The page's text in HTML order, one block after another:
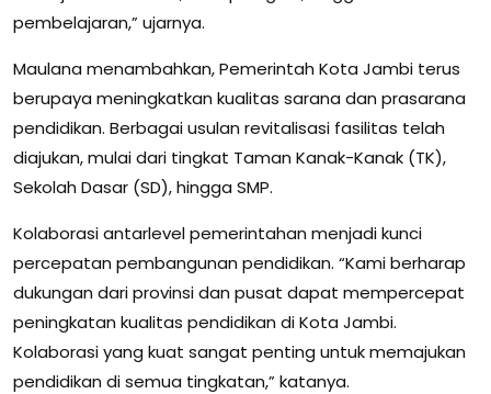
pembelajaran,” ujarnya.
Maulana menambahkan, Pemerintah Kota Jambi terus
berupaya meningkatkan kualitas sarana dan prasarana
pendidikan. Berbagai usulan revitalisasi fasilitas telah
diajukan, mulai dari tingkat Taman Kanak-Kanak (TK),
Sekolah Dasar (SD), hingga SMP.
Kolaborasi antarlevel pemerintahan menjadi kunci
percepatan pembangunan pendidikan. “Kami berharap
dukungan dari provinsi dan pusat dapat mempercepat
peningkatan kualitas pendidikan di Kota Jambi.
Kolaborasi yang kuat sangat penting untuk memajukan
pendidikan di semua tingkatan,” katanya.